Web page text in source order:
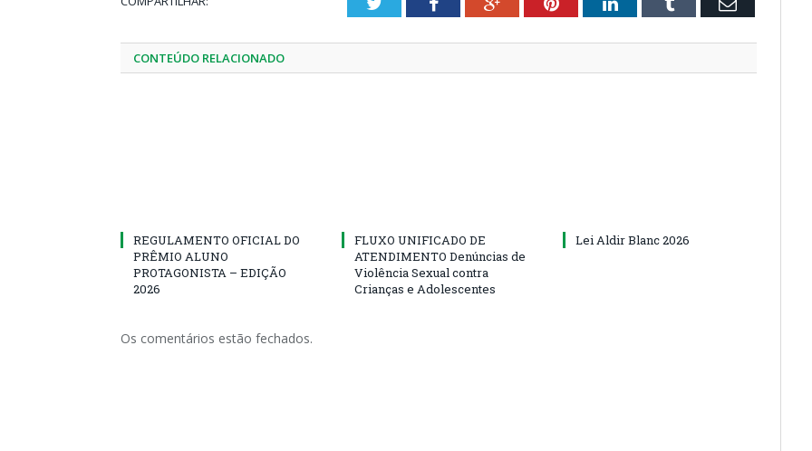
CONTEÚDO RELACIONADO
REGULAMENTO OFICIAL DO
PRÊMIO ALUNO
PROTAGONISTA – EDIÇÃO
2026
FLUXO UNIFICADO DE
ATENDIMENTO Denúncias de
Violência Sexual contra
Crianças e Adolescentes
Lei Aldir Blanc 2026
Os comentários estão fechados.